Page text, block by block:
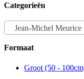
Categorieën
Jean-Michel Meurice
Formaat
Groot (50 -